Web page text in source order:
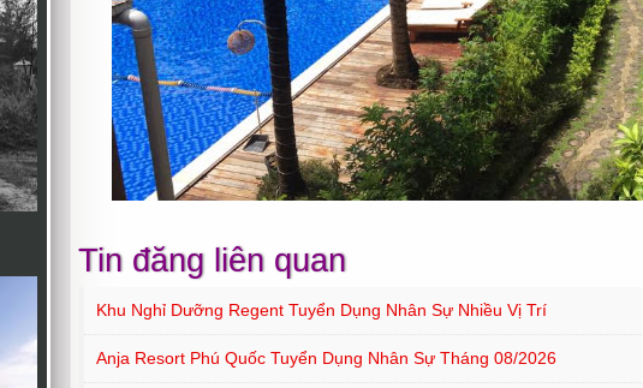
Tin đăng liên quan
Khu Nghỉ Dưỡng Regent Tuyển Dụng Nhân Sự Nhiều Vị Trí
Anja Resort Phú Quốc Tuyển Dụng Nhân Sự Tháng 08/2026